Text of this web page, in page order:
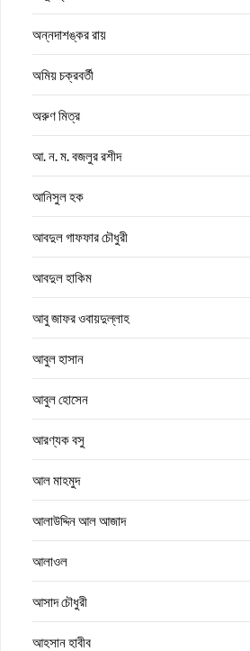
অন্নদাশঙ্কর রায়
অমিয় চক্রবর্তী
অরুণ মিত্র
আ. ন. ম. বজলুর রশীদ
আনিসুল হক
আবদুল গাফফার চৌধুরী
আবদুল হাকিম
আবু জাফর ওবায়দুল্লাহ
আবুল হাসান
আবুল হোসেন
আরণ্যক বসু
আল মাহমুদ
আলাউদ্দিন আল আজাদ
আলাওল
আসাদ চৌধুরী
আহসান হাবীব